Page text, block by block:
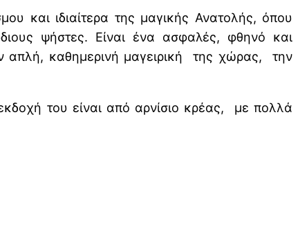
και ιδιαίτερα της μαγικής Ανατολής, όπου
ψήστες. Είναι ένα ασφαλές, φθηνό και
απλή, καθημερινή μαγειρική της χώρας, την
του είναι από αρνίσιο κρέας, με πολλά